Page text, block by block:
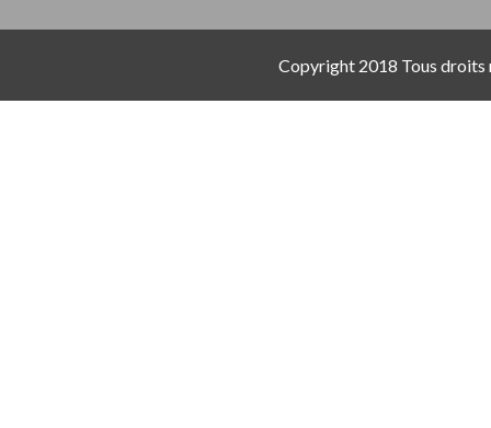
Copyright 2018 Tous droits